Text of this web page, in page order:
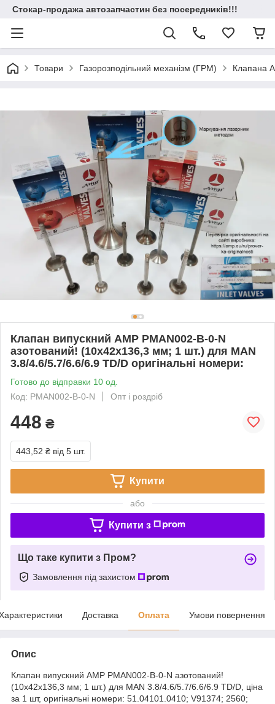
Стокар-продажа автозапчастин без посередників!!!
Товари Газорозподільний механізм (ГРМ) Клапана
Клапан випускний AMP PMAN002-B-0-N
азотований! (10х42х136,3 мм; 1 шт.) для MAN
3.8/4.6/5.7/6.6/6.9 TD/D оригінальні номери:
Готово до відправки 10 од.
Код: PMAN002-B-0-N
Опт і роздріб
448 ₴
443,52 ₴ від 5 шт.
Купити
або
Купити з
Що таке купити з Пром?
Замовлення під захистом
Доставка Оплата Умови повернення
Опис
Клапан випускний AMP PMAN002-B-0-N азотований!
(10х42х136,3 мм; 1 шт.) для MAN 3.8/4.6/5.7/6.6/6.9 TD/D, ціна
за 1 шт, оригінальні номери: 51.04101.0410; V91374; 2560;